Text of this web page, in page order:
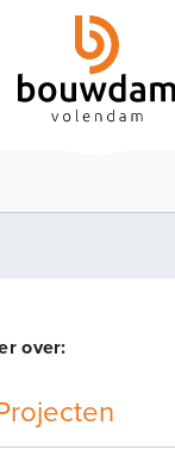
Expertises
over: